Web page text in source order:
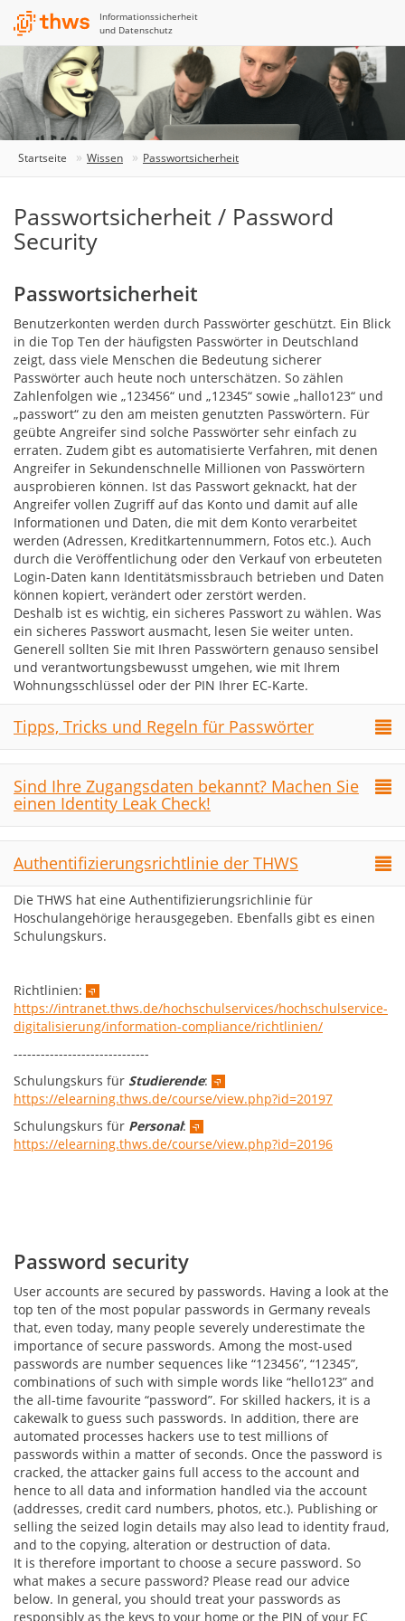
Informationssicherheit
und Datenschutz
Startseite Wissen Passwortsicherheit
Passwortsicherheit / Password
Security
Passwortsicherheit
Benutzerkonten werden durch Passwörter geschützt. Ein Blick
in die Top Ten der häufigsten Passwörter in Deutschland
zeigt, dass viele Menschen die Bedeutung sicherer
Passwörter auch heute noch unterschätzen. So zählen
Zahlenfolgen wie „123456“ und „12345“ sowie „hallo123“ und
„passwort“ zu den am meisten genutzten Passwörtern. Für
geübte Angreifer sind solche Passwörter sehr einfach zu
erraten. Zudem gibt es automatisierte Verfahren, mit denen
Angreifer in Sekundenschnelle Millionen von Passwörtern
ausprobieren können. Ist das Passwort geknackt, hat der
Angreifer vollen Zugriff auf das Konto und damit auf alle
Informationen und Daten, die mit dem Konto verarbeitet
werden (Adressen, Kreditkartennummern, Fotos etc.). Auch
durch die Veröffentlichung oder den Verkauf von erbeuteten
Login-Daten kann Identitätsmissbrauch betrieben und Daten
können kopiert, verändert oder zerstört werden.
Deshalb ist es wichtig, ein sicheres Passwort zu wählen. Was
ein sicheres Passwort ausmacht, lesen Sie weiter unten.
Generell sollten Sie mit Ihren Passwörtern genauso sensibel
und verantwortungsbewusst umgehen, wie mit Ihrem
Wohnungsschlüssel oder der PIN Ihrer EC-Karte.
Tipps, Tricks und Regeln für Passwörter
Sind Ihre Zugangsdaten bekannt? Machen Sie
einen Identity Leak Check!
Authentifizierungsrichtlinie der THWS
Die THWS hat eine Authentifizierungsrichlinie für
Hoschulangehörige herausgegeben. Ebenfalls gibt es einen
Schulungskurs.
Richtlinien:
https://intranet.thws.de/hochschulservices/hochschulservice-
digitalisierung/information-compliance/richtlinien/
------------------------------
Schulungskurs für Studierende:
https://elearning.thws.de/course/view.php?id=20197
Schulungskurs für Personal:
https://elearning.thws.de/course/view.php?id=20196
Password security
User accounts are secured by passwords. Having a look at the
top ten of the most popular passwords in Germany reveals
that, even today, many people severely underestimate the
importance of secure passwords. Among the most-used
passwords are number sequences like “123456”, “12345”,
combinations of such with simple words like “hello123” and
the all-time favourite “password”. For skilled hackers, it is a
cakewalk to guess such passwords. In addition, there are
automated processes hackers use to test millions of
passwords within a matter of seconds. Once the password is
cracked, the attacker gains full access to the account and
hence to all data and information handled via the account
(addresses, credit card numbers, photos, etc.). Publishing or
selling the seized login details may also lead to identity fraud,
and to the copying, alteration or destruction of data.
It is therefore important to choose a secure password. So
what makes a secure password? Please read our advice
below. In general, you should treat your passwords as
responsibly as the keys to your home or the PIN of your EC